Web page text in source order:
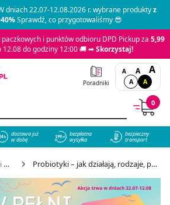
dniach 22.07-12.08.2026 r. wybrane produktyz
Sprawdź, co przygotowaliśmy 😎
i punktów odbioru DPD Pickup za 5,99
do godziny 12:00 🚚 ➡Skorzystaj!
Poradniki
A A A
A A
0
dostawa już
w dobę
bezpłatna
wysyłka
bezpieczny
transport
Probiotyki – jak działają, rodzaje, postacie, dla kogo